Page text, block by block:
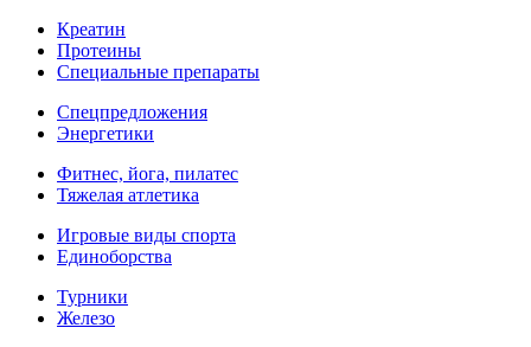
Креатин
Протеины
Специальные препараты
Спецпредложения
Энергетики
Фитнес, йога, пилатес
Тяжелая атлетика
Игровые виды спорта
Единоборства
Турники
Железо